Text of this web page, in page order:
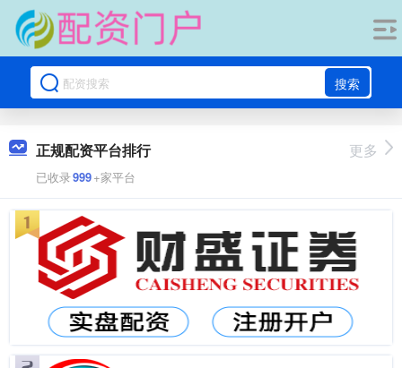
搜索
正规配资平台排行
已收录999+家平台
更多